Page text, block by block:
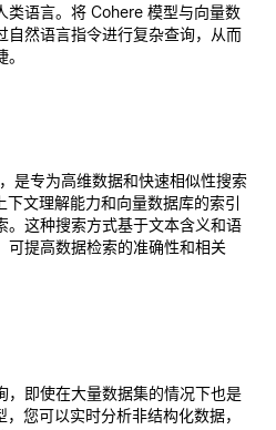
类语言。将 Cohere 模型与向量数
自然语言指令进行复杂查询，从而
是专为高维数据和快速相似性搜索
文理解能力和向量数据库的索引
。这种搜索方式基于文本含义和语
可提高数据检索的准确性和相关
，即使在大量数据集的情况下也是
您可以实时分析非结构化数据，